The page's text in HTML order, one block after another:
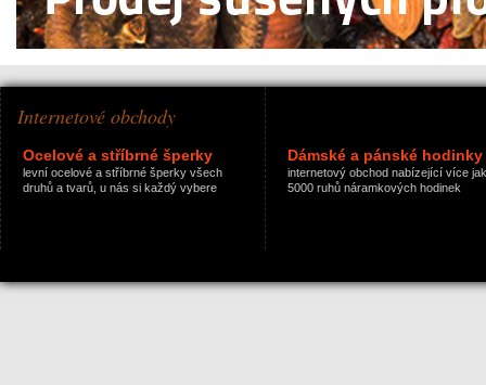
Internetové obchody
Ocelové a stříbrné šperky
levní ocelové a stříbrné šperky všech
druhů a tvarů, u nás si každý vybere
Dámské a pánské hodinky
internetový obchod nabízející více jak
5000 ruhů náramkových hodinek